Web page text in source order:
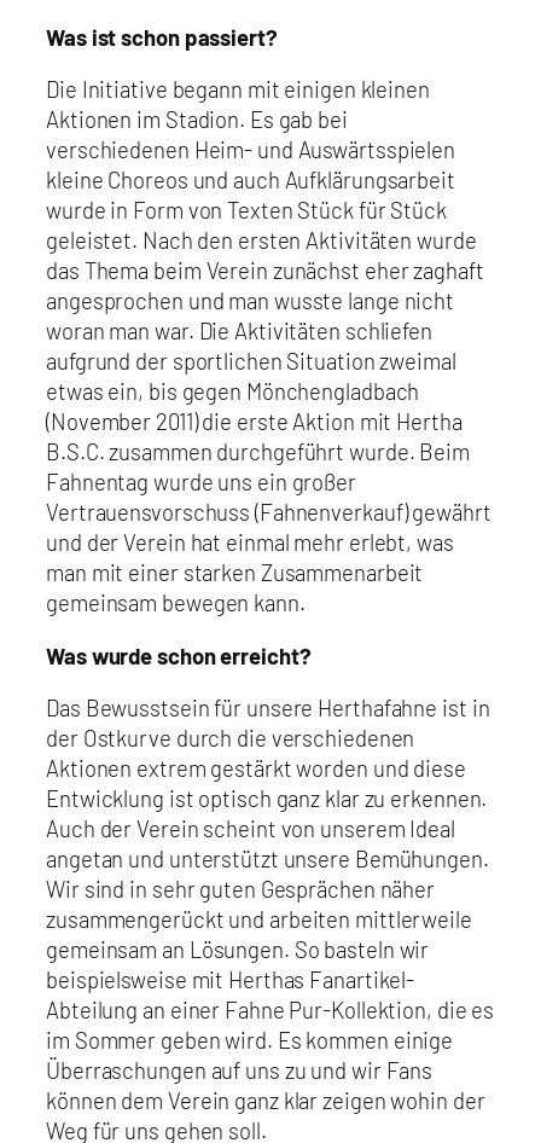
Was ist schon passiert?
Die Initiative begann mit einigen kleinen
Aktionen im Stadion. Es gab bei
verschiedenen Heim- und Auswärtsspielen
kleine Choreos und auch Aufklärungsarbeit
wurde in Form von Texten Stück für Stück
geleistet. Nach den ersten Aktivitäten wurde
das Thema beim Verein zunächst eher zaghaft
angesprochen und man wusste lange nicht
woran man war. Die Aktivitäten schliefen
aufgrund der sportlichen Situation zweimal
etwas ein, bis gegen Mönchengladbach
(November 2011) die erste Aktion mit Hertha
B.S.C. zusammen durchgeführt wurde. Beim
Fahnentag wurde uns ein großer
Vertrauensvorschuss (Fahnenverkauf) gewährt
und der Verein hat einmal mehr erlebt, was
man mit einer starken Zusammenarbeit
gemeinsam bewegen kann.
Was wurde schon erreicht?
Das Bewusstsein für unsere Herthafahne ist in
der Ostkurve durch die verschiedenen
Aktionen extrem gestärkt worden und diese
Entwicklung ist optisch ganz klar zu erkennen.
Auch der Verein scheint von unserem Ideal
angetan und unterstützt unsere Bemühungen.
Wir sind in sehr guten Gesprächen näher
zusammengerückt und arbeiten mittlerweile
gemeinsam an Lösungen. So basteln wir
beispielsweise mit Herthas Fanartikel-
Abteilung an einer Fahne Pur-Kollektion, die es
im Sommer geben wird. Es kommen einige
Überraschungen auf uns zu und wir Fans
können dem Verein ganz klar zeigen wohin der
Weg für uns gehen soll.